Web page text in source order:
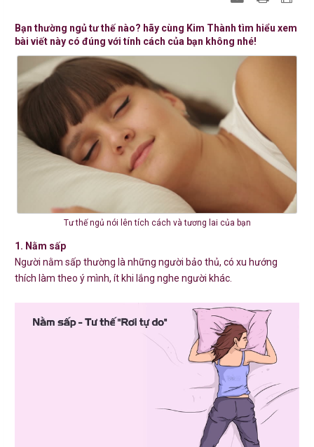
Bạn thường ngủ tư thế nào? hãy cùng Kim Thành tìm hiểu xem
bài viết này có đúng với tính cách của bạn không nhé!
Tư thế ngủ nói lên tích cách và tương lai của bạn
1. Nằm sấp
Người nằm sấp thường là những người bảo thủ, có xu hướng
thích làm theo ý mình, ít khi lắng nghe người khác.